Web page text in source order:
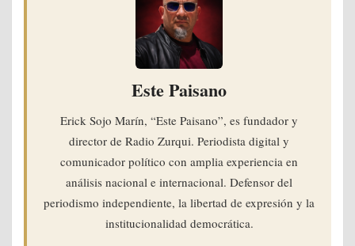
Este Paisano
Erick Sojo Marín, “Este Paisano”, es fundador y
director de Radio Zurqui. Periodista digital y
comunicador político con amplia experiencia en
análisis nacional e internacional. Defensor del
periodismo independiente, la libertad de expresión y la
institucionalidad democrática.